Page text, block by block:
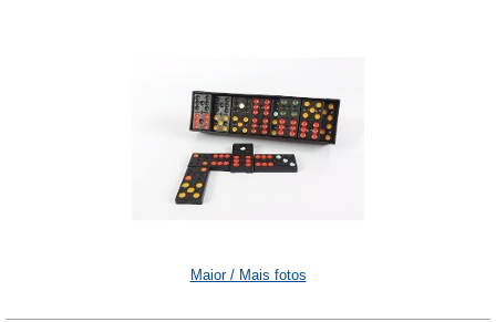
Maior / Mais fotos